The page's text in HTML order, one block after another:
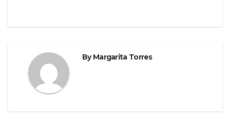
ByMargarita Torres